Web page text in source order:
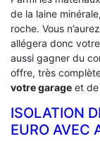
de la laine
roche. Vous
allégera donc
aussi gagner du
offre, très
votre garage et
ISOLATION
EURO AVEC